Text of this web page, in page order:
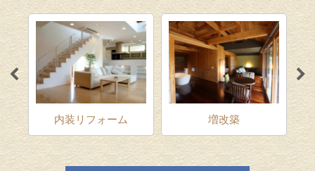
内装リフォーム 増改築